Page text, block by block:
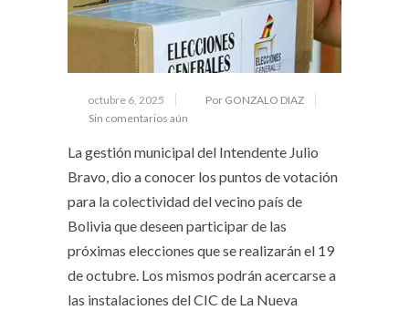
octubre 6, 2025
Por GONZALO DIAZ
Sin comentarios aún
La gestión municipal del Intendente Julio
Bravo, dio a conocer los puntos de votación
para la colectividad del vecino país de
Bolivia que deseen participar de las
próximas elecciones que se realizarán el 19
de octubre. Los mismos podrán acercarse a
las instalaciones del CIC de La Nueva